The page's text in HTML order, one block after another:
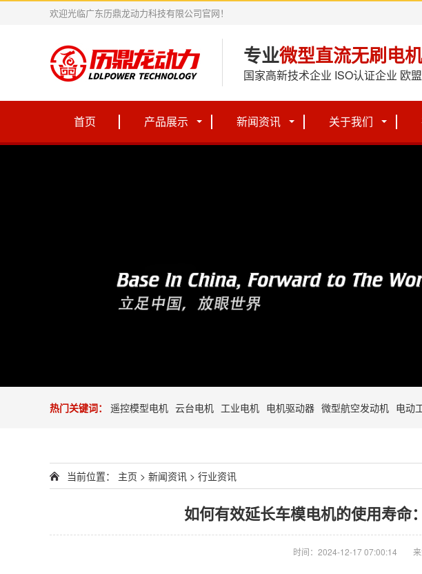
欢迎光临广东历鼎龙动力科技有限公司官网！
专业微型直流无刷电机
国家高新技术企业 ISO认证企业 欧
首页 产品展示 新闻资讯 关于我们
热门关键词： 遥控模型电机 云台电机 工业电机 电机驱动器 微型航空发动机 电动
当前位置： 主页 > 新闻资讯 > 行业资讯
如何有效延长车模电机的使用寿命
时间：2024-12-17 07:00:14